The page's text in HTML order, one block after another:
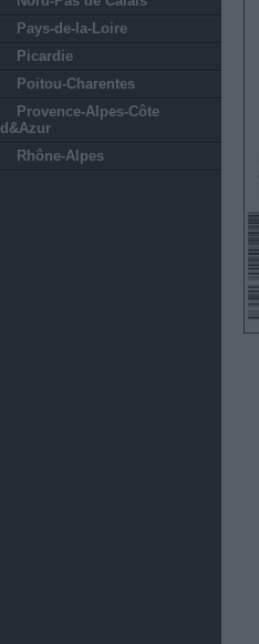
Pays-de-la-Loire
Picardie
Poitou-Charentes
Provence-Alpes-Côte
d&Azur
Rhône-Alpes